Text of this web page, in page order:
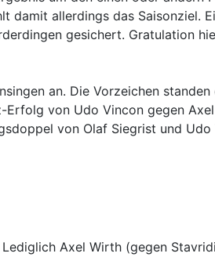
allerdings das Saisonziel.
gesichert. Gratulation
an. Die Vorzeichen
von Udo Vincon gegen
von Olaf Siegrist und
Axel Wirth (gegen